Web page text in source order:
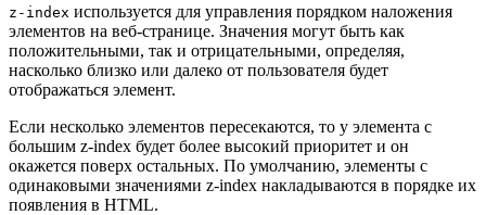
z-index используется для управления порядком наложения
элементов на веб-странице. Значения могут быть как
положительными, так и отрицательными, определяя,
насколько близко или далеко от пользователя будет
отображаться элемент.
Если несколько элементов пересекаются, то у элемента с
большим z-index будет более высокий приоритет и он
окажется поверх остальных. По умолчанию, элементы с
одинаковыми значениями z-index накладываются в порядке их
появления в HTML.